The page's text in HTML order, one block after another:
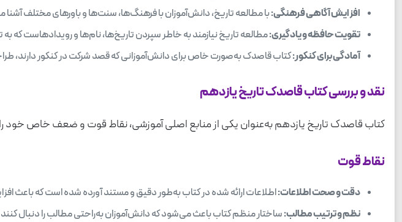
افزایش آگاهی فرهنگی:با مطالعه تاریخ، دانش‌آموزان با فرهنگ‌ها، سنت‌ها و باورهای مختلف
تقویت حافظه و یادگیری:مطالعه تاریخ نیازمند به خاطر سپردن تاریخ‌ها، نام‌ها و رویدادهاست
آمادگی برای کنکور:کتاب قاصدک به‌صورت خاص برای دانش‌آموزانی که قصد شرکت در کنکور دارند،
نقد و بررسی کتاب قاصدک تاریخ یازدهم
کتاب قاصدک تاریخ یازدهم به‌عنوان یکی از منابع اصلی آموزشی، نقاط قوت و ضعف خاص خود
نقاط قوت
دقت و صحت اطلاعات:اطلاعات ارائه شده در کتاب به‌طور دقیق و مستند آورده شده است که باعث
نظم و ترتیب مطالب:ساختار منظم کتاب باعث می‌شود که دانش‌آموزان به‌راحتی مطالب را دنبال